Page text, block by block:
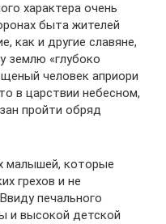
характера очень
быта жителей
как и другие славяне,
землю «глубоко
человек априори
в царствии небесном,
пройти обряд
малышей, которые
грехов и не
печального
и высокой детской